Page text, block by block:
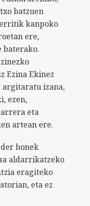
batzuen
kanpoko
ere,
baterako.
Ezina Ekinez
argitaratu izana,
ezen,
eta
artean ere.
honek
aldarrikatzeko
eragiteko
eta ez